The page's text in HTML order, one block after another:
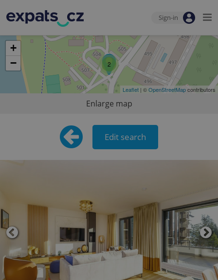
Sign-in
2
+
−
Leaflet | ©OpenStreetMapcontributors
Enlarge map
Edit search